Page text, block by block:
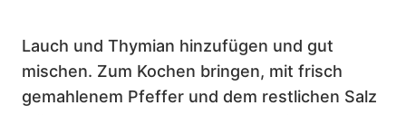
Lauch und Thymian hinzufügen und gut
mischen. Zum Kochen bringen, mit frisch
gemahlenem Pfeffer und dem restlichen Salz